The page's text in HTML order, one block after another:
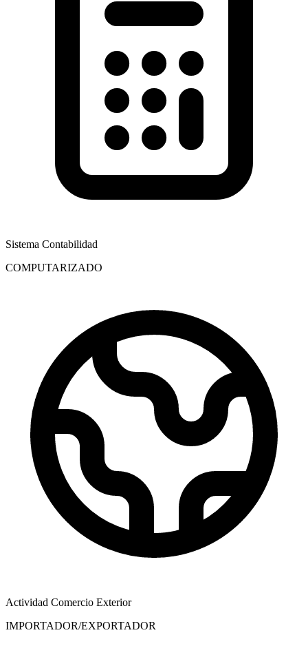
Sistema Contabilidad
COMPUTARIZADO
Actividad Comercio Exterior
IMPORTADOR/EXPORTADOR